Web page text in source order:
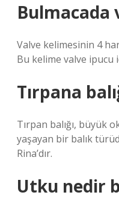
Bulmacada
Valve kelimesinin 4
Bu kelime valve ipucu
Tırpana
Tırpan balığı, büyük
yaşayan bir balık
Rina’dır.
Utku nedir